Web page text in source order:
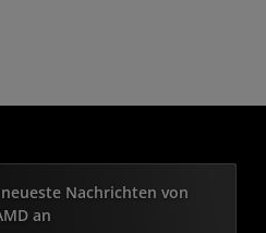
Nachrichten von
an